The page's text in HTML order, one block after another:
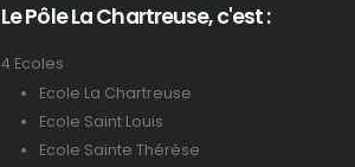
Le Pôle La Chartreuse, c'est :
4 Ecoles
Ecole La Chartreuse
Ecole Saint Louis
Ecole Sainte Thérèse